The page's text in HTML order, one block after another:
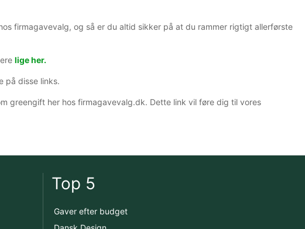
firmagavevalg, og så er du altid sikker på at du rammer rigtigt allerførste
lige her.
på disse links.
greengift her hos firmagavevalg.dk. Dette link vil føre dig til vores
Top 5
Gaver efter budget